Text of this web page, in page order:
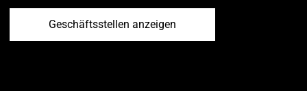
Geschäftsstellen anzeigen